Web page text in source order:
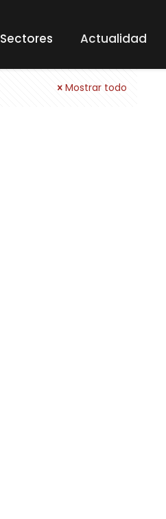
Sectores Actualidad
Mostrar todo